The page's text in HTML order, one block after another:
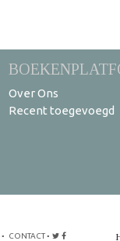
Over Ons
Recent toegevoegd
• CONTACT•